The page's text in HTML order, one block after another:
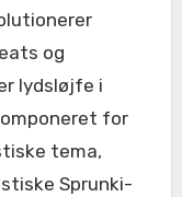
og
lydsløjfe i
for
tema,
Sprunki-